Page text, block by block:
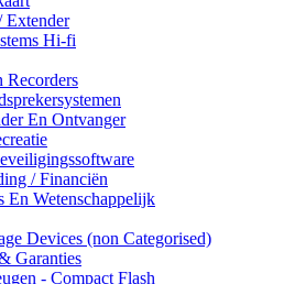
Extender
Hi-fi
Recorders
En Ontvanger
/ Financiën
En Wetenschappelijk
Devices (non Categorised)
Garanties
- Compact Flash